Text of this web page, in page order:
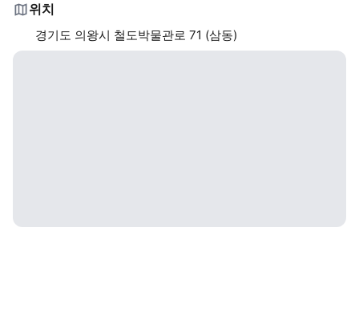
위치
경기도 의왕시 철도박물관로 71 (삼동)